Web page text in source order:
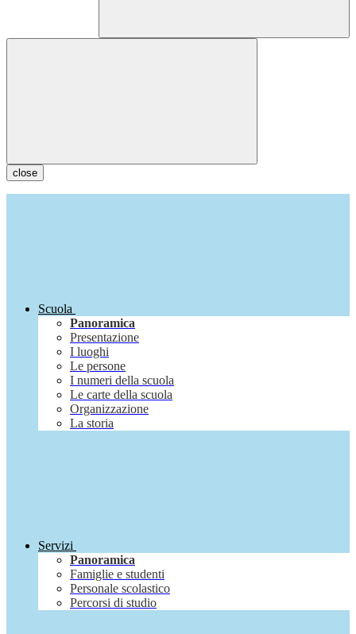
close
Scuola
Panoramica
Presentazione
I luoghi
Le persone
I numeri della scuola
Le carte della scuola
Organizzazione
La storia
Servizi
Panoramica
Famiglie e studenti
Personale scolastico
Percorsi di studio